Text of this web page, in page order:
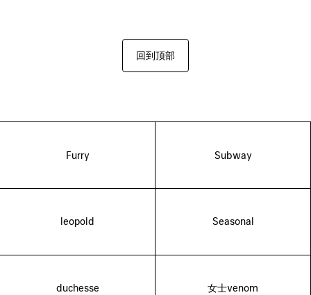
回到顶部
Furry Subway
leopold Seasonal
duchesse 女士venom